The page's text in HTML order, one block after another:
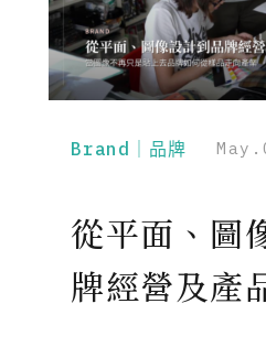
Brand｜品牌
從平面、圖
牌經營及產